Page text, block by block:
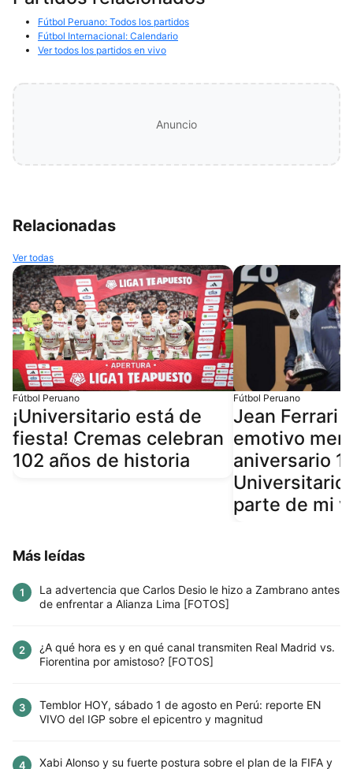
Fútbol Peruano: Todos los partidos
Fútbol Internacional: Calendario
Ver todos los partidos en vivo
Anuncio
Relacionadas
Ver todas
Fútbol Peruano
¡Universitario está de
fiesta! Cremas celebran
102 años de historia
Fútbol Peruano
Jean Ferrari
emotivo
aniversario
parte de mi
Más leídas
1
La advertencia que Carlos Desio le hizo a Zambrano antes
de enfrentar a Alianza Lima [FOTOS]
2
¿A qué hora es y en qué canal transmiten Real Madrid vs.
Fiorentina por amistoso? [FOTOS]
3
Temblor HOY, sábado 1 de agosto en Perú: reporte EN
VIVO del IGP sobre el epicentro y magnitud
4 Xabi Alonso y su fuerte postura sobre el plan de la FIFA y